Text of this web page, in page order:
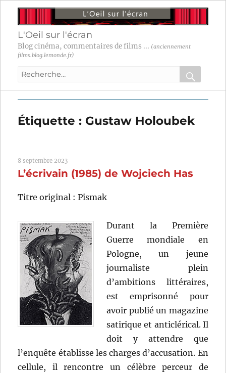
L'Oeil sur l'écran
Blog cinéma, commentaires de films ... (anciennement
films.blog.lemonde.fr)
Recherche
:
OK
Étiquette : Gustaw Holoubek
8 septembre 2023
L’écrivain (1985) de Wojciech Has
Titre original : Pismak
Durant la Première
Guerre mondiale en
Pologne, un jeune
journaliste plein
d’ambitions littéraires,
est emprisonné pour
avoir publié un magazine
satirique et anticlérical. Il
doit y attendre que
l’enquête établisse les charges d’accusation. En
cellule, il rencontre un célèbre perceur de